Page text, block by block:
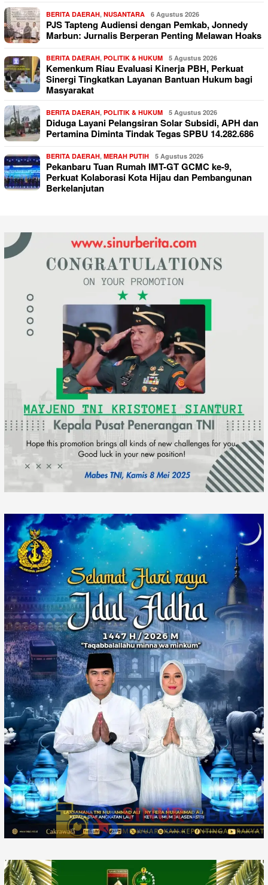
BERITA DAERAH, NUSANTARA 6 Agustus 2026
PJS Tapteng Audiensi dengan Pemkab, Jonnedy
Marbun: Jurnalis Berperan Penting Melawan Hoaks
BERITA DAERAH, POLITIK & HUKUM 5 Agustus 2026
Kemenkum Riau Evaluasi Kinerja PBH, Perkuat
Sinergi Tingkatkan Layanan Bantuan Hukum bagi
Masyarakat
BERITA DAERAH, POLITIK & HUKUM 5 Agustus 2026
Diduga Layani Pelangsiran Solar Subsidi, APH dan
Pertamina Diminta Tindak Tegas SPBU 14.282.686
BERITA DAERAH, MERAH PUTIH 5 Agustus 2026
Pekanbaru Tuan Rumah IMT-GT GCMC ke-9,
Perkuat Kolaborasi Kota Hijau dan Pembangunan
Berkelanjutan